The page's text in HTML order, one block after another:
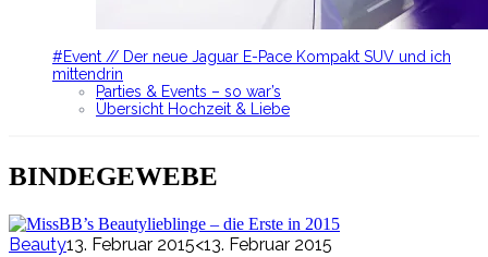
#Event // Der neue Jaguar E-Pace Kompakt SUV und ich
mittendrin
Parties & Events – so war’s
Übersicht Hochzeit & Liebe
BINDEGEWEBE
Beauty13. Februar 2015<13. Februar 2015